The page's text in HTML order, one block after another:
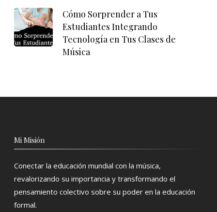
Cómo Sorprender a Tus
Estudiantes Integrando
Tecnología en Tus Clases de
Música
Mi Misión
Conectar la educación mundial con la música,
revalorizando su importancia y transformando el
pensamiento colectivo sobre su poder en la educación
formal.